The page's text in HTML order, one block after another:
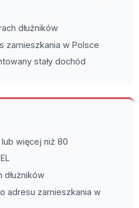
dłużników
zamieszkania w Polsce
stały dochód
więcej niż 80
dłużników
adresu zamieszkania w